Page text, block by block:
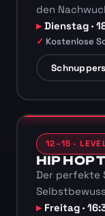
den
Dienstag ·
Kostenlose
12–15 ·
HIP HOP
Der perfekte
Freitag ·